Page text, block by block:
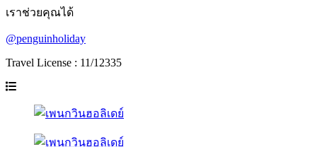
เราช่วยคุณได้
@penguinholiday
Travel License : 11/12335